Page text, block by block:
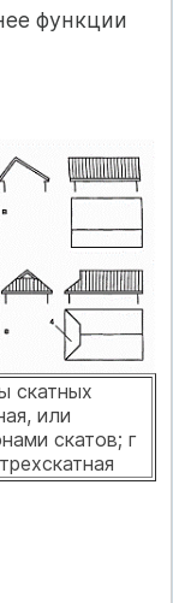
функции
скатных
или
скатов; г